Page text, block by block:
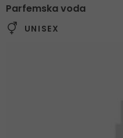
Parfemska voda
UNISEX